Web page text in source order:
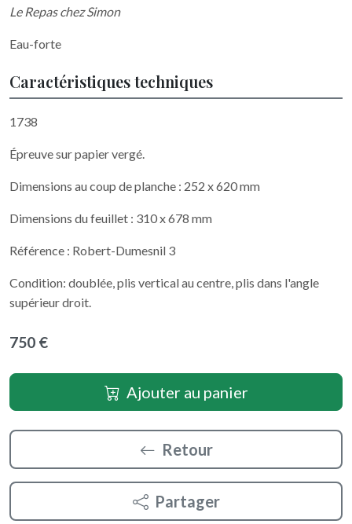
Le Repas chez Simon
Eau-forte
Caractéristiques techniques
1738
Épreuve sur papier vergé.
Dimensions au coup de planche : 252 x 620 mm
Dimensions du feuillet : 310 x 678 mm
Référence : Robert-Dumesnil 3
Condition: doublée, plis vertical au centre, plis dans l'angle
supérieur droit.
750 €
Ajouter au panier
Retour
Partager